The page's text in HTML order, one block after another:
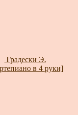
Градески Э.
в 4 руки]